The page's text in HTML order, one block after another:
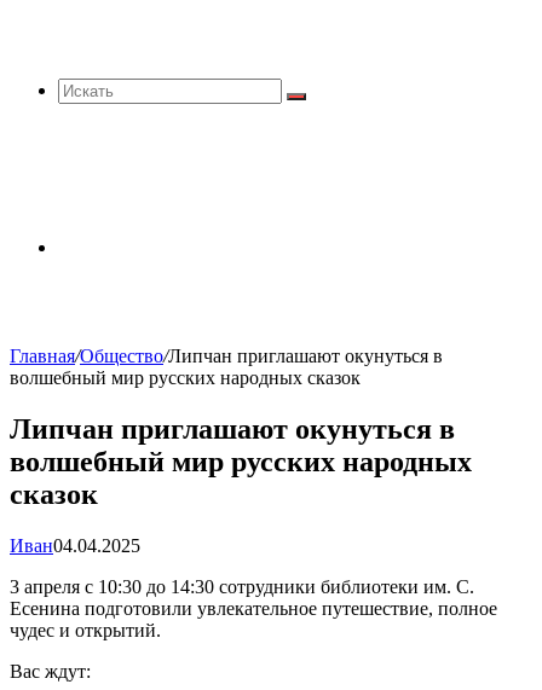
Искать
Главная/Общество/Липчан приглашают окунуться в
волшебный мир русских народных сказок
Липчан приглашают окунуться в
волшебный мир русских народных
сказок
Иван04.04.2025
3 апреля с 10:30 до 14:30 сотрудники библиотеки им. С.
Есенина подготовили увлекательное путешествие, полное
чудес и открытий.
Вас ждут: